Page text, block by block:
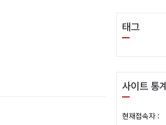
태그
사이트 통계
현재접속자 :